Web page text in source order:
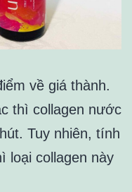
về giá thành.
thì collagen nước
Tuy nhiên, tính
loại collagen này